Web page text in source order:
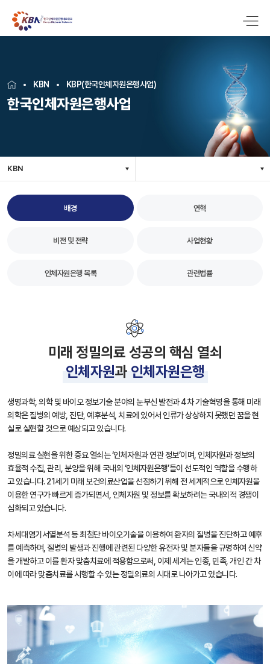
KBN KBP(한국인체자원은행사업)
한국인체자원은행사업
KBN
배경 연혁
비전 및 전략 사업현황
인체자원은행 목록 관련법률
미래 정밀의료 성공의 핵심 열쇠
인체자원과 인체자원은행
생명과학, 의학 및 바이오 정보기술 분야의 눈부신 발전과 4차 기술혁명을 통해 미래
의학은 질병의 예방, 진단, 예후분석, 치료에 있어서 인류가 상상하지 못했던 꿈을 현
실로 실현할 것으로 예상되고 있습니다.
정밀의료 실현을 위한 중요 열쇠는 ‘인체자원과 연관 정보’이며, 인체자원과 정보의
효율적 수집, 관리, 분양을 위해 국내외 ‘인체자원은행’들이 선도적인 역할을 수행하
고 있습니다. 21세기 미래 보건의료산업을 선점하기 위해 전 세계적으로 인체자원을
이용한 연구가 빠르게 증가되면서, 인체자원 및 정보를 확보하려는 국내외적 경쟁이
심화되고 있습니다.
차세대염기서열분석 등 최첨단 바이오기술을 이용하여 환자의 질병을 진단하고 예후
를 예측하며, 질병의 발생과 진행에 관련된 다양한 유전자 및 분자들을 규명하여 신약
을 개발하고 이를 환자 맞춤치료에 적용함으로써, 이제 세계는 인종, 민족, 개인 간 차
이에 따라 맞춤치료를 시행할 수 있는 정밀의료의 시대로 나아가고 있습니다.